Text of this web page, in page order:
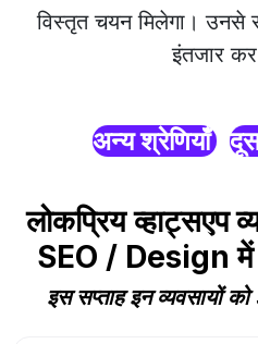
विस्तृत चयन मिलेगा।
इंतजार
अन्य श्रेणियाँ
लोकप्रिय
SEO / Design
इस सप्ताह इन व्यवसायों